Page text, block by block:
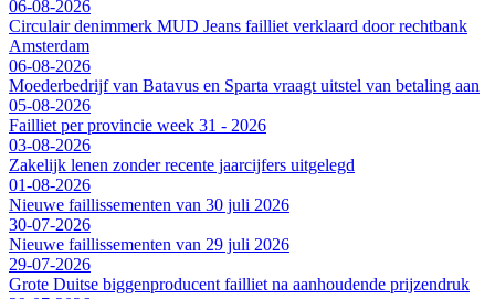
06-08-2026
Circulair denimmerk MUD Jeans failliet verklaard door rechtbank
Amsterdam
06-08-2026
Moederbedrijf van Batavus en Sparta vraagt uitstel van betaling aan
05-08-2026
Failliet per provincie week 31 - 2026
03-08-2026
Zakelijk lenen zonder recente jaarcijfers uitgelegd
01-08-2026
Nieuwe faillissementen van 30 juli 2026
30-07-2026
Nieuwe faillissementen van 29 juli 2026
29-07-2026
Grote Duitse biggenproducent failliet na aanhoudende prijzendruk